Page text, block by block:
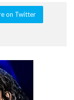
on Twitter